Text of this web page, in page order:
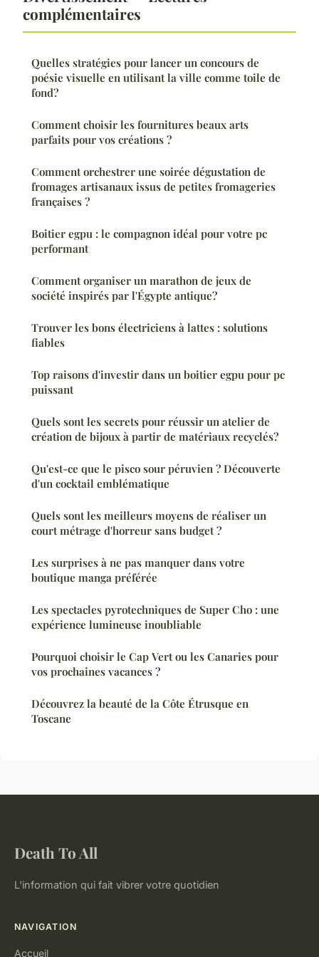
complémentaires
Quelles stratégies pour lancer un concours de
poésie visuelle en utilisant la ville comme toile de
fond?
Comment choisir les fournitures beaux arts
parfaits pour vos créations ?
Comment orchestrer une soirée dégustation de
fromages artisanaux issus de petites fromageries
françaises ?
Boitier egpu : le compagnon idéal pour votre pc
performant
Comment organiser un marathon de jeux de
société inspirés par l'Égypte antique?
Trouver les bons électriciens à lattes : solutions
fiables
Top raisons d'investir dans un boitier egpu pour pc
puissant
Quels sont les secrets pour réussir un atelier de
création de bijoux à partir de matériaux recyclés?
Qu'est-ce que le pisco sour péruvien ? Découverte
d'un cocktail emblématique
Quels sont les meilleurs moyens de réaliser un
court métrage d'horreur sans budget ?
Les surprises à ne pas manquer dans votre
boutique manga préférée
Les spectacles pyrotechniques de Super Cho : une
expérience lumineuse inoubliable
Pourquoi choisir le Cap Vert ou les Canaries pour
vos prochaines vacances ?
Découvrez la beauté de la Côte Étrusque en
Toscane
Death To All
L'information qui fait vibrer votre quotidien
NAVIGATION
Accueil